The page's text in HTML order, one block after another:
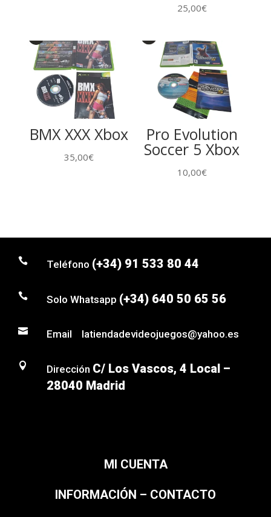
25,00€
BMX XXX Xbox
35,00€
Pro Evolution
Soccer 5 Xbox
10,00€
 Teléfono (+34) 91 533 80 44
 Solo Whatsapp (+34) 640 50 65 56
 Email latiendadevideojuegos@yahoo.es
 Dirección C/ Los Vascos, 4 Local –
28040 Madrid
MI CUENTA
INFORMACIÓN – CONTACTO